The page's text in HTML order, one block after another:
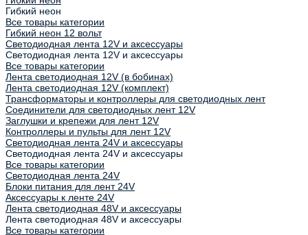
Гибкий неон
Все товары категории
Гибкий неон 12 вольт
Светодиодная лента 12V и аксессуары
Светодиодная лента 12V и аксессуары
Все товары категории
Лента светодиодная 12V (в бобинах)
Лента светодиодная 12V (комплект)
Трансформаторы и контроллеры для светодиодных лент
Соединители для светодиодных лент 12V
Заглушки и крепежи для лент 12V
Контроллеры и пульты для лент 12V
Светодиодная лента 24V и аксессуары
Светодиодная лента 24V и аксессуары
Все товары категории
Светодиодная лента 24V
Блоки питания для лент 24V
Аксессуары к ленте 24V
Лента светодиодная 48V и аксессуары
Лента светодиодная 48V и аксессуары
Все товары категории